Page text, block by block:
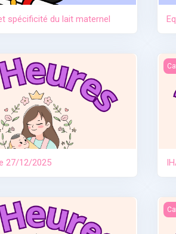
spécificité du lait maternel
12/2025
27/12/2025
et séparation